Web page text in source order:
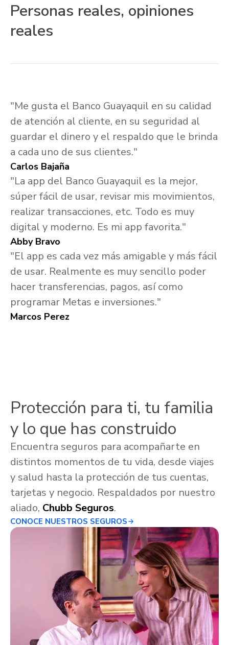
Personas reales, opiniones
reales
"Me gusta el Banco Guayaquil en su calidad
de atención al cliente, en su seguridad al
guardar el dinero y el respaldo que le brinda
a cada uno de sus clientes."
Carlos Bajaña
"La app del Banco Guayaquil es la mejor,
súper fácil de usar, revisar mis movimientos,
realizar transacciones, etc. Todo es muy
digital y moderno. Es mi app favorita."
Abby Bravo
"El app es cada vez más amigable y más fácil
de usar. Realmente es muy sencillo poder
hacer transferencias, pagos, así como
programar Metas e inversiones."
Marcos Perez
Protección para ti, tu familia
y lo que has construido
Encuentra seguros para acompañarte en
distintos momentos de tu vida, desde viajes
y salud hasta la protección de tus cuentas,
tarjetas y negocio. Respaldados por nuestro
aliado, Chubb Seguros.
CONOCE NUESTROS SEGUROS